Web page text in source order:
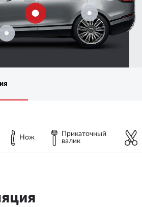
Нож
Прикаточный
валик